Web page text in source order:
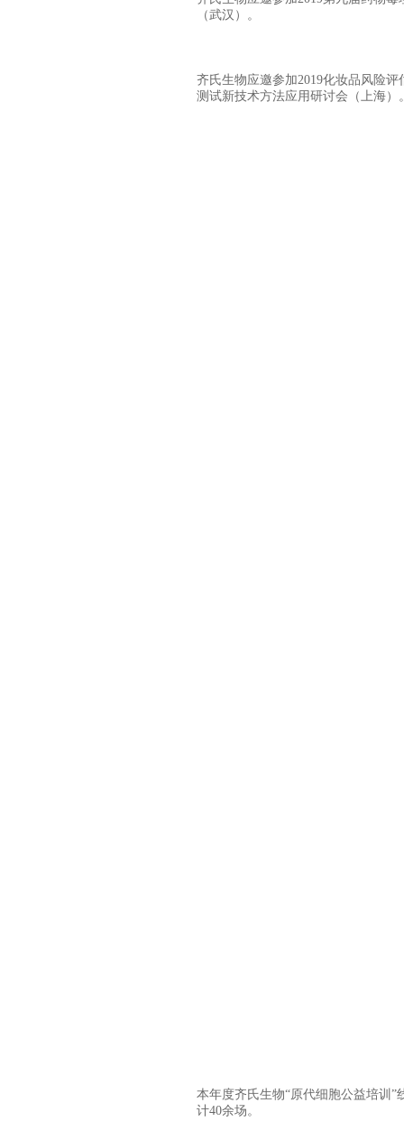
（武汉）。
齐氏生物应邀参加2019化妆品风险评
测试新技术方法应用研讨会（上海）
本年度齐氏生物“原代细胞公益培训”
计40余场。